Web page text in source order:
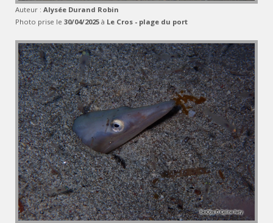
Auteur : Alysée Durand Robin
Photo prise le 30/04/2025 à Le Cros - plage du port